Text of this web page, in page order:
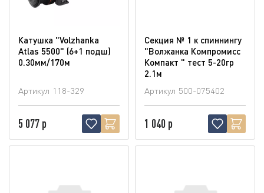
Катушка "Volzhanka
Atlas 5500" (6+1 подш)
0.30мм/170м
Артикул 118-329
5 077 р
Секция № 1 к спиннингу
"Волжанка Компромисс
Компакт " тест 5-20гр
2.1м
Артикул 500-075402
1 040 р